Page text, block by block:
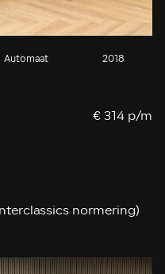
Automaat 2018
€ 314 p/m
normering)